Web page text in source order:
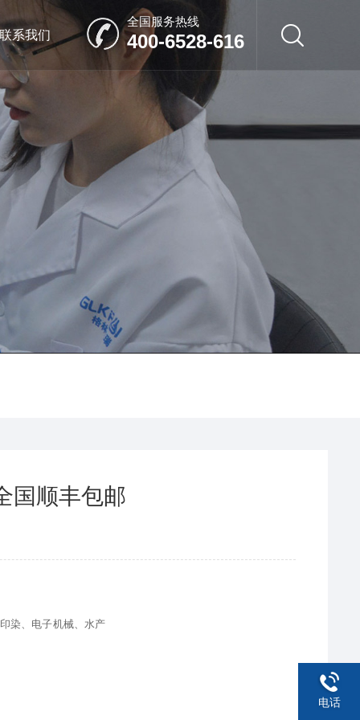
系我们
全国服务热线
400-6528-616
国顺丰包邮
染、电子机械、水产
电话